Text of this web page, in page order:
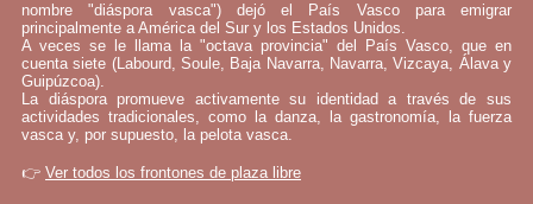
nombre "diáspora vasca") dejó el País Vasco para emigrar
principalmente a América del Sur y los Estados Unidos.
A veces se le llama la "octava provincia" del País Vasco, que en
cuenta siete (Labourd, Soule, Baja Navarra, Navarra, Vizcaya, Álava y
Guipúzcoa).
La diáspora promueve activamente su identidad a través de sus
actividades tradicionales, como la danza, la gastronomía, la fuerza
vasca y, por supuesto, la pelota vasca.
👉 Ver todos los frontones de plaza libre